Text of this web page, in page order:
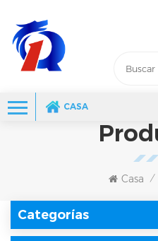
CASA
Casa /
Categorías